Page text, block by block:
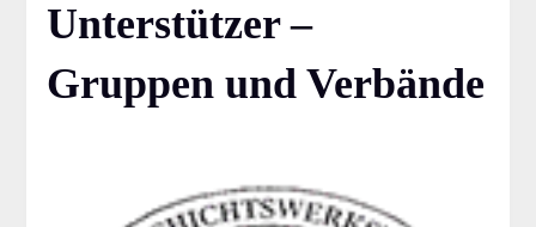
Unterstützer –
Gruppen und Verbände